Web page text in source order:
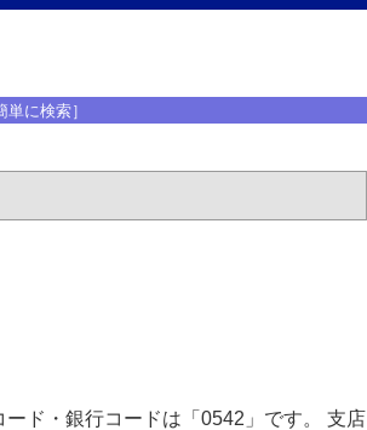
に検索］
ド・銀行コードは「0542」です。 支店